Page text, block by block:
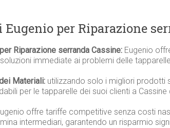
per Riparazione
Riparazione serranda Cassine: Eugenio
immediate ai problemi delle
Materiali: utilizzando solo i migliori prodotti
per le tapparelle dei suoi clienti a
offre tariffe competitive senza costi
intermediari, garantendo un risparmio